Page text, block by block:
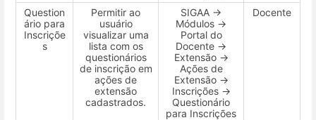
Question
ário para
Inscriçõe
s
Permitir ao
usuário
visualizar uma
lista com os
questionários
de inscrição em
ações de
extensão
cadastrados.
SIGAA →
Módulos →
Portal do
Docente →
Extensão →
Ações de
Extensão →
Inscrições →
Questionário
para Inscrições
Docente